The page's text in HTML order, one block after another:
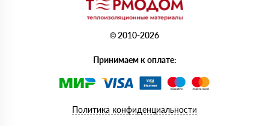
© 2010-2026
Принимаем к оплате:
Политика конфиденциальности